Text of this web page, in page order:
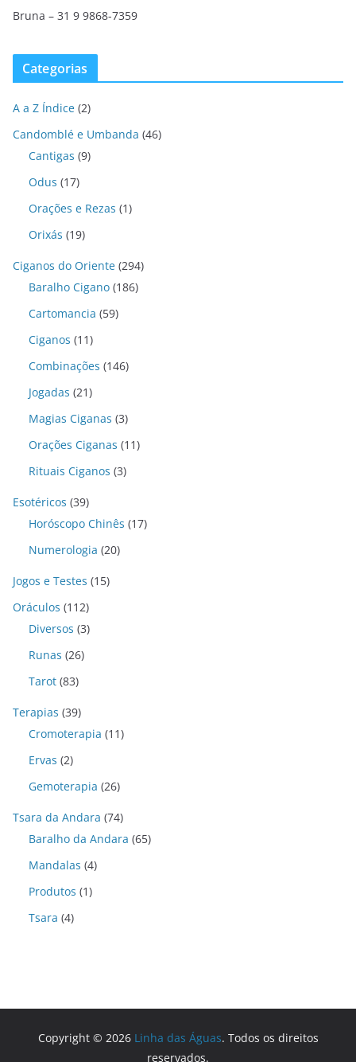
Bruna – 31 9 9868-7359
Categorias
A a Z Índice (2)
Candomblé e Umbanda (46)
Cantigas (9)
Odus (17)
Orações e Rezas (1)
Orixás (19)
Ciganos do Oriente (294)
Baralho Cigano (186)
Cartomancia (59)
Ciganos (11)
Combinações (146)
Jogadas (21)
Magias Ciganas (3)
Orações Ciganas (11)
Rituais Ciganos (3)
Esotéricos (39)
Horóscopo Chinês (17)
Numerologia (20)
Jogos e Testes (15)
Oráculos (112)
Diversos (3)
Runas (26)
Tarot (83)
Terapias (39)
Cromoterapia (11)
Ervas (2)
Gemoterapia (26)
Tsara da Andara (74)
Baralho da Andara (65)
Mandalas (4)
Produtos (1)
Tsara (4)
Copyright © 2026 Linha das Águas. Todos os direitos
reservados.